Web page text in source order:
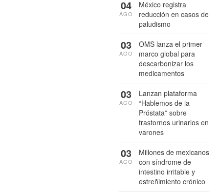
México registra
reducción en casos de
paludismo
04
AGO
OMS lanza el primer
marco global para
descarbonizar los
medicamentos
03
AGO
Lanzan plataforma
“Hablemos de la
Próstata” sobre
trastornos urinarios en
varones
03
AGO
Millones de mexicanos
con síndrome de
intestino irritable y
estreñimiento crónico
03
AGO